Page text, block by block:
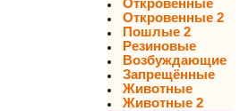
Откровенные
Откровенные 2
Пошлые 2
Резиновые
Возбуждающие
Запрещённые
Животные
Животные 2